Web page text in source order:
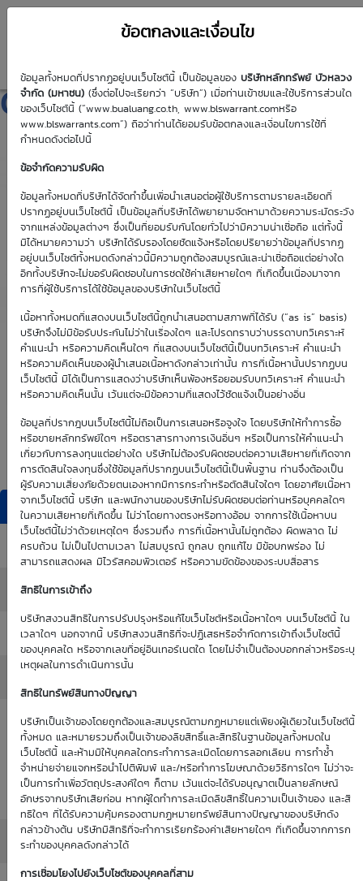
ข้อตกลงและเงื่อนไข
ข้อมูลทั้งหมดที่ปรากฏอยู่บนเว็บไซต์นี้ เป็นข้อมูลของ บริษัทหลักทรัพย์ บัวหลวง
จำกัด (มหาชน) (ซึ่งต่อไปจะเรียกว่า “บริษัท”) เมื่อท่านเข้าชมและใช้บริการส่วนใด
ของเว็บไซต์นี้ (“www.bualuang.co.th, www.blswarrant.comหรือ
www.blswarrants.com”) ถือว่าท่านได้ยอมรับข้อตกลงและเงื่อนไขการใช้ที่
กำหนดดังต่อไปนี้
ข้อจำกัดความรับผิด
ข้อมูลทั้งหมดที่บริษัทได้จัดทำขึ้นเพื่อนำเสนอต่อผู้ใช้บริการตามรายละเอียดที่
ปรากฏอยู่บนเว็บไซต์นี้ เป็นข้อมูลที่บริษัทได้พยายามจัดหามาด้วยความระมัดระวัง
จากแหล่งข้อมูลต่างๆ ซึ่งเป็นที่ยอมรับกันโดยทั่วไปว่ามีความน่าเชื่อถือ แต่ทั้งนี้
มิได้หมายความว่า บริษัทได้รับรองโดยชัดแจ้งหรือโดยปริยายว่าข้อมูลที่ปรากฏ
อยู่บนเว็บไซต์ทั้งหมดดังกล่าวนี้มีความถูกต้องสมบูรณ์และน่าเชื่อถือแต่อย่างใด
อีกทั้งบริษัทจะไม่ขอรับผิดชอบในการชดใช้ค่าเสียหายใดๆ ที่เกิดขึ้นเนื่องมาจาก
การที่ผู้ใช้บริการได้ใช้ข้อมูลของบริษัทในเว็บไซต์นี้
เนื้อหาทั้งหมดที่แสดงบนเว็บไซต์นี้ถูกนำเสนอตามสภาพที่ได้รับ (“as is” basis)
บริษัทจึงไม่มีข้อรับประกันไม่ว่าในเรื่องใดๆ และโปรดทราบว่าบรรดาบทวิเคราะห์
คำแนะนำ หรือความคิดเห็นใดๆ ที่แสดงบนเว็บไซต์นี้เป็นบทวิเคราะห์ คำแนะนำ
หรือความคิดเห็นของผู้นำเสนอเนื้อหาดังกล่าวเท่านั้น การที่เนื้อหานั้นปรากฏบน
เว็บไซต์นี้ มิได้เป็นการแสดงว่าบริษัทเห็นพ้องหรือยอมรับบทวิเคราะห์ คำแนะนำ
หรือความคิดเห็นนั้น เว้นแต่จะมีข้อความที่แสดงไว้ชัดแจ้งเป็นอย่างอื่น
ข้อมูลที่ปรากฎบนเว็บไซต์นี้ไม่ถือเป็นการเสนอหรือจูงใจ โดยบริษัทให้ทำการซื้อ
หรือขายหลักทรัพย์ใดๆ หรือตราสารทางการเงินอื่นๆ หรือเป็นการให้คำแนะนำ
เกี่ยวกับการลงทุนแต่อย่างใด บริษัทไม่ต้องรับผิดชอบต่อความเสียหายที่เกิดจาก
การตัดสินใจลงทุนซึ่งใช้ข้อมูลที่ปรากฏบนเว็บไซต์นี้เป็นพื้นฐาน ท่านจึงต้องเป็น
ผู้รับความเสี่ยงภัยด้วยตนเองหากมีการกระทำหรือตัดสินใจใดๆ โดยอาศัยเนื้อหา
จากเว็บไซต์นี้ บริษัท และพนักงานของบริษัทไม่รับผิดชอบต่อท่านหรือบุคคลใดๆ
ในความเสียหายที่เกิดขึ้น ไม่ว่าโดยทางตรงหรือทางอ้อม จากการใช้เนื้อหาบน
เว็บไซต์นี้ไม่ว่าด้วยเหตุใดๆ ซึ่งรวมถึง การที่เนื้อหานั้นไม่ถูกต้อง ผิดพลาด ไม่
ครบถ้วน ไม่เป็นไปตามเวลา ไม่สมบูรณ์ ถูกลบ ถูกแก้ไข มีข้อบกพร่อง ไม่
สามารถแสดงผล มีไวรัสคอมพิวเตอร์ หรือความขัดข้องของระบบสื่อสาร
สิทธิในการเข้าถึง
บริษัทสงวนสิทธิในการปรับปรุงหรือแก้ไขเว็บไซต์หรือเนื้อหาใดๆ บนเว็บไซต์นี้ ใน
เวลาใดๆ นอกจากนี้ บริษัทสงวนสิทธิที่จะปฏิเสธหรือจำกัดการเข้าถึงเว็บไซต์นี้
ของบุคคลใด หรือจากเลขที่อยู่อินเทอร์เนตใด โดยไม่จำเป็นต้องบอกกล่าวหรือระบุ
เหตุผลในการดำเนินการนั้น
สิทธิในทรัพย์สินทางปัญญา
บริษัทเป็นเจ้าของโดยถูกต้องและสมบูรณ์ตามกฏหมายแต่เพียงผู้เดียวในเว็บไซต์นี้
ทั้งหมด และหมายรวมถึงเป็นเจ้าของลิขสิทธิ์และสิทธิในฐานข้อมูลทั้งหมดใน
เว็บไซต์นี้ และห้ามมิให้บุคคลใดกระทำการละเมิดโดยการลอกเลียน การทำซ้ำ
จำหน่ายจ่ายแจกหรือนำไปตีพิมพ์ และ/หรือทำการโฆษณาด้วยวิธีการใดๆ ไม่ว่าจะ
เป็นการทำเพื่อวัตถุประสงค์ใดๆ ก็ตาม เว้นแต่จะได้รับอนุญาตเป็นลายลักษณ์
อักษรจากบริษัทเสียก่อน หากผู้ใดทำการละเมิดลิขสิทธิ์ในความเป็นเจ้าของ และสิ
ทธิใดๆ ที่ได้รับความคุ้มครองตามกฏหมายทรัพย์สินทางปัญญาของบริษัทดัง
กล่าวข้างต้น บริษัทมีสิทธิที่จะทำการเรียกร้องค่าเสียหายใดๆ ที่เกิดขึ้นจากการก
ระทำของบุคคลดังกล่าวได้
การเชื่อมโยงไปยังเว็บไซต์ของบุคคลที่สาม
GULF01C2606T
วันซื้อขายวันแรก
1 ม.ค. 2513
7 ส.ค. 2569
วันซื้อขายวันสุดท้าย
1 ม.ค. 2513
Effective Gearing
0.00
Sensitivity
0.00
Time Decay
0.00 %
TTM (days)
DW Indicators
Effective Gearing
: 0.00
Sensitivity
Time Decay (%)
: 0.00%
Implied Volatility
Historical
Volatility
: 0.00%(as of 1
Jan 70)
:
0.00%
(as of 1
Jan 70)
Moneyness
: ATM / 0.00%